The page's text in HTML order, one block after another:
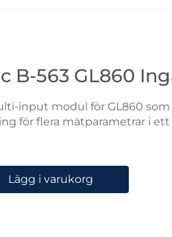
för Graphtec
B-563 GL860
input modul för GL860
för flera mätparametrar i
produkt Graphtec B-563
Lägg i varukorg